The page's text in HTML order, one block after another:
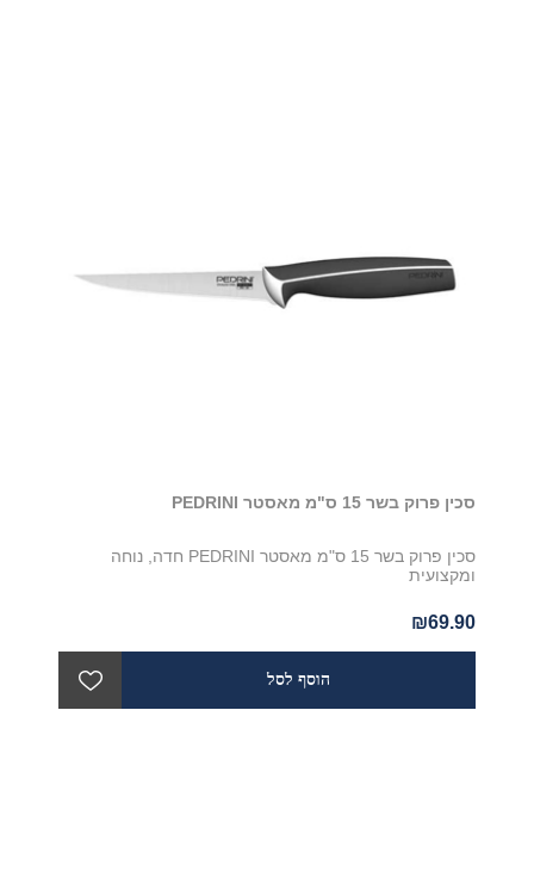
סכין פרוק בשר 15 ס"מ מאסטר PEDRINI
סכין פרוק בשר 15 ס"מ מאסטר PEDRINI חדה, נוחה
ומקצועית
₪69.90